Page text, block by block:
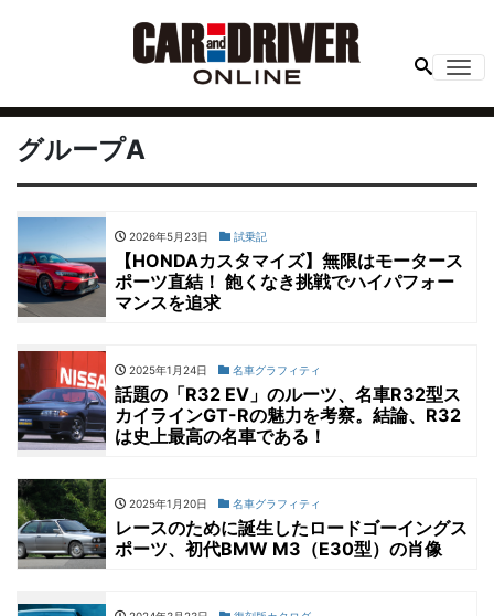
グループA
2026年5月23日 試乗記
【HONDAカスタマイズ】無限はモータース
ポーツ直結！ 飽くなき挑戦でハイパフォー
マンスを追求
2025年1月24日 名車グラフィティ
話題の「R32 EV」のルーツ、名車R32型ス
カイラインGT-Rの魅力を考察。結論、R32
は史上最高の名車である！
2025年1月20日 名車グラフィティ
レースのために誕生したロードゴーイングス
ポーツ、初代BMW M3（E30型）の肖像